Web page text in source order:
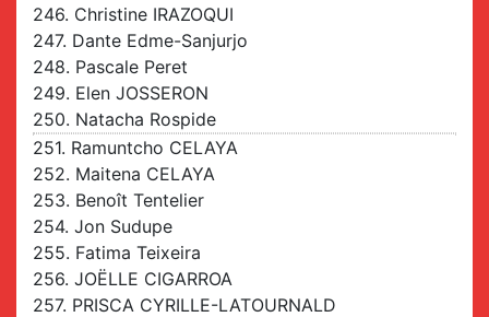
246. Christine IRAZOQUI
247. Dante Edme-Sanjurjo
248. Pascale Peret
249. Elen JOSSERON
250. Natacha Rospide
251. Ramuntcho CELAYA
252. Maitena CELAYA
253. Benoît Tentelier
254. Jon Sudupe
255. Fatima Teixeira
256. JOËLLE CIGARROA
257. PRISCA CYRILLE-LATOURNALD